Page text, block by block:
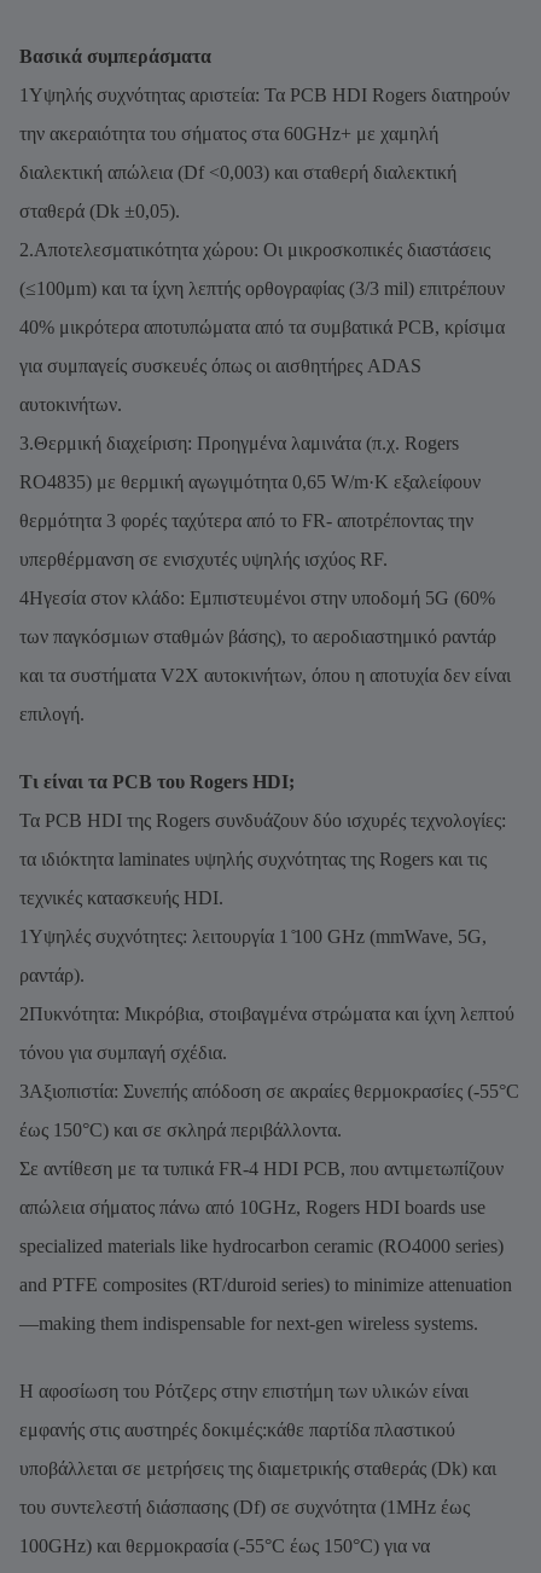
Βασικά συμπεράσματα
1Υψηλής συχνότητας αριστεία: Τα PCB HDI Rogers διατηρούν
την ακεραιότητα του σήματος στα 60GHz+ με χαμηλή
διαλεκτική απώλεια (Df <0,003) και σταθερή διαλεκτική
σταθερά (Dk ±0,05).
2.Αποτελεσματικότητα χώρου: Οι μικροσκοπικές διαστάσεις
(≤100μm) και τα ίχνη λεπτής ορθογραφίας (3/3 mil) επιτρέπουν
40% μικρότερα αποτυπώματα από τα συμβατικά PCB, κρίσιμα
για συμπαγείς συσκευές όπως οι αισθητήρες ADAS
αυτοκινήτων.
3.Θερμική διαχείριση: Προηγμένα λαμινάτα (π.χ. Rogers
RO4835) με θερμική αγωγιμότητα 0,65 W/m·K εξαλείφουν
θερμότητα 3 φορές ταχύτερα από το FR- αποτρέποντας την
υπερθέρμανση σε ενισχυτές υψηλής ισχύος RF.
4Ηγεσία στον κλάδο: Εμπιστευμένοι στην υποδομή 5G (60%
των παγκόσμιων σταθμών βάσης), το αεροδιαστημικό ραντάρ
και τα συστήματα V2X αυτοκινήτων, όπου η αποτυχία δεν είναι
επιλογή.
Τι είναι τα PCB του Rogers HDI;
Τα PCB HDI της Rogers συνδυάζουν δύο ισχυρές τεχνολογίες:
τα ιδιόκτητα laminates υψηλής συχνότητας της Rogers και τις
τεχνικές κατασκευής HDI.
1Υψηλές συχνότητες: λειτουργία 1 ̊100 GHz (mmWave, 5G,
ραντάρ).
2Πυκνότητα: Μικρόβια, στοιβαγμένα στρώματα και ίχνη λεπτού
τόνου για συμπαγή σχέδια.
3Αξιοπιστία: Συνεπής απόδοση σε ακραίες θερμοκρασίες (-55°C
έως 150°C) και σε σκληρά περιβάλλοντα.
Σε αντίθεση με τα τυπικά FR-4 HDI PCB, που αντιμετωπίζουν
απώλεια σήματος πάνω από 10GHz, Rogers HDI boards use
specialized materials like hydrocarbon ceramic (RO4000 series)
and PTFE composites (RT/duroid series) to minimize attenuation
—making them indispensable for next-gen wireless systems.
Η αφοσίωση του Ρότζερς στην επιστήμη των υλικών είναι
εμφανής στις αυστηρές δοκιμές:κάθε παρτίδα πλαστικού
υποβάλλεται σε μετρήσεις της διαμετρικής σταθεράς (Dk) και
του συντελεστή διάσπασης (Df) σε συχνότητα (1MHz έως
100GHz) και θερμοκρασία (-55°C έως 150°C) για να